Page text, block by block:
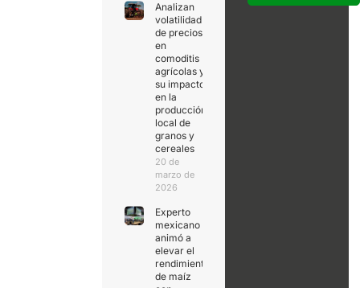
Analizan
volatilidad
de precios
en
comoditis
agrícolas y
su impacto
en la
producción
local de
granos y
cereales
20 de
marzo de
2026
Experto
mexicano
animó a
elevar el
rendimiento
de maíz